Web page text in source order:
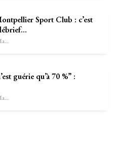
Sport Club : c’est
Sébastien-Étienne Marechal
guérie qu’à 70 %” :
Sébastien-Étienne Marechal